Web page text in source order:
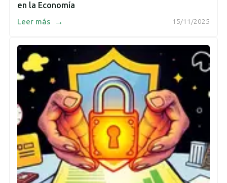
en la Economía
15/11/2025
Leer más →